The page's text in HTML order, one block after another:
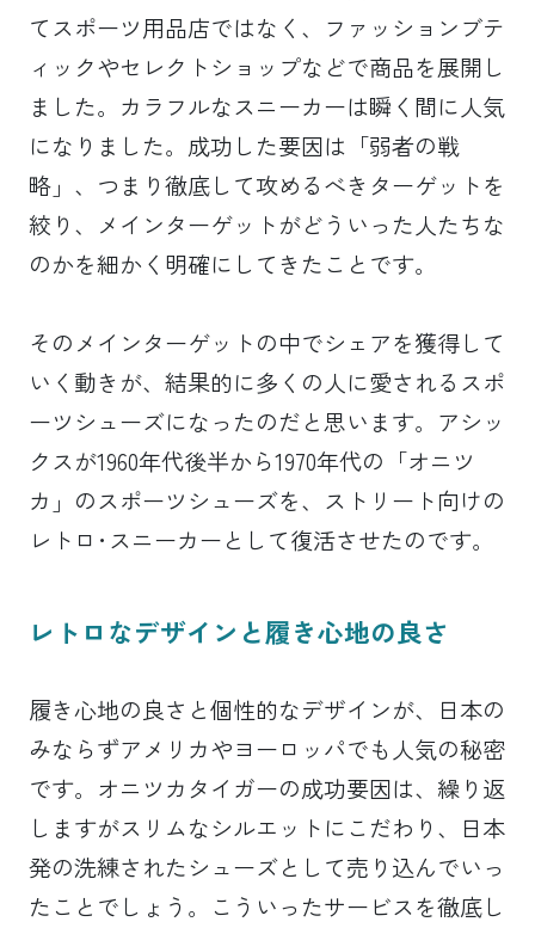
てスポーツ用品店ではなく、ファッションブテ
ィックやセレクトショップなどで商品を展開し
ました。カラフルなスニーカーは瞬く間に人気
になりました。成功した要因は「弱者の戦
略」、つまり徹底して攻めるべきターゲットを
絞り、メインターゲットがどういった人たちな
のかを細かく明確にしてきたことです。
そのメインターゲットの中でシェアを獲得して
いく動きが、結果的に多くの人に愛されるスポ
ーツシューズになったのだと思います。アシッ
クスが1960年代後半から1970年代の「オニツ
カ」のスポーツシューズを、ストリート向けの
レトロ･スニーカーとして復活させたのです。
レトロなデザインと履き心地の良さ
履き心地の良さと個性的なデザインが、日本の
みならずアメリカやヨーロッパでも人気の秘密
です。オニツカタイガーの成功要因は、繰り返
しますがスリムなシルエットにこだわり、日本
発の洗練されたシューズとして売り込んでいっ
たことでしょう。こういったサービスを徹底し